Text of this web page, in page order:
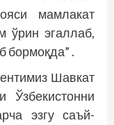
мамлакат
ўрин эгаллаб,
бормоқда” .
Шавкат
Ўзбекистонни
эзгу саъй-